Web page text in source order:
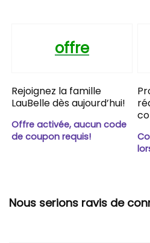
offre
Rejoignez la famille
LauBelle dès aujourd’hui!
Offre activée, aucun code
de coupon requis!
Nous serions ravis de